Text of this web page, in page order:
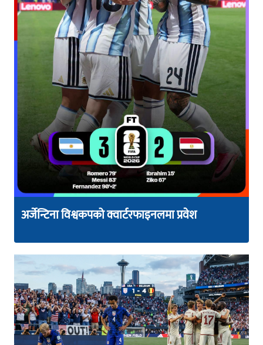
अर्जेन्टिना विश्वकपको क्वार्टरफाइनलमा प्रवेश